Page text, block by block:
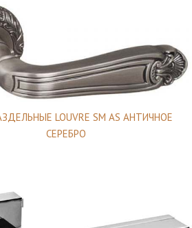
LOUVRE SM AS АНТИЧНОЕ
СЕРЕБРО